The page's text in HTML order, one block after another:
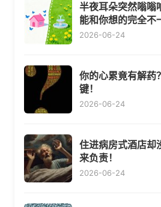
半夜耳朵突然嗡嗡
能和你想的完全不
2026-06-24
你的心累竟有解药
键！
2026-06-24
住进病房式酒店却
来负责！
2026-06-24